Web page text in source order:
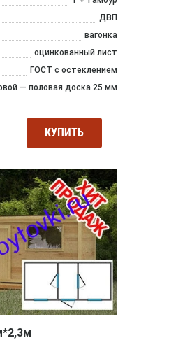
ДВП
вагонка
оцинкованный лист
ГОСТ с остеклением
— половая доска 25 мм
КУПИТЬ